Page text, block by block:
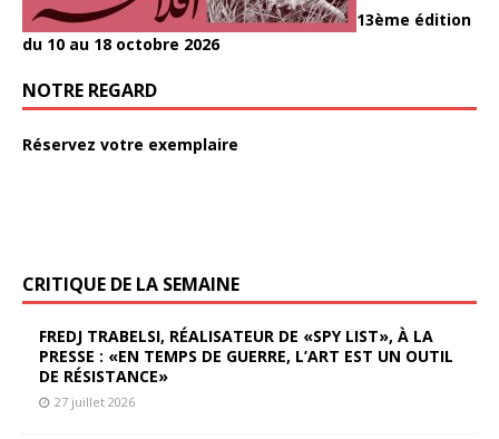
13ème édition
du 10 au 18 octobre 2026
NOTRE REGARD
Réservez votre exemplaire
CRITIQUE DE LA SEMAINE
FREDJ TRABELSI, RÉALISATEUR DE «SPY LIST», À LA
PRESSE : «EN TEMPS DE GUERRE, L’ART EST UN OUTIL
DE RÉSISTANCE»
27 juillet 2026